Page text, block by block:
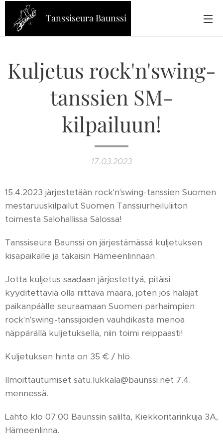
Tanssiseura Baunssi
Kuljetus rock'n'swing-
tanssien SM-
kilpailuun!
17.03.2023
15.4.2023 järjestetään rock'n'swing-tanssien Suomen
mestaruuskilpailut Suomen Tanssiurheiluliiton
toimesta Salohallissa Salossa!
Tanssiseura Baunssi on järjestämässä kuljetuksen
kisapaikalle ja takaisin Hämeenlinnaan.
Jotta kuljetus saadaan järjestettyä, pitäisi
kyyditettäviä olla riittävä määrä, joten jos halajat
paikanpäälle seuraamaan Suomen parhaimpien
rock'n'swing-tanssijoiden vauhdikasta menoa
näppärällä kuljetuksella, niin toimi reippaasti!
Kuljetuksen hinta on 35 € / hlö.
Ilmoittautumiset satu.lukkala@baunssi.net 7.4.
mennessä.
Lähto klo 07:00 Baunssin salilta, Kiekkoritarinkuja 3A,
Hämeenlinna.